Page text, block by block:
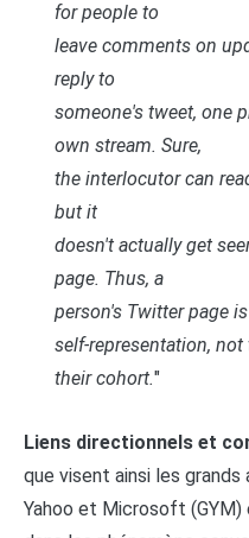
for people to
leave comments on
reply to
someone's tweet, one
own stream. Sure,
the interlocutor can
but it
doesn't actually get
page. Thus, a
person's Twitter page
self-representation,
their cohort."
Liens directionnels et
que visent ainsi les
Yahoo et Microsoft